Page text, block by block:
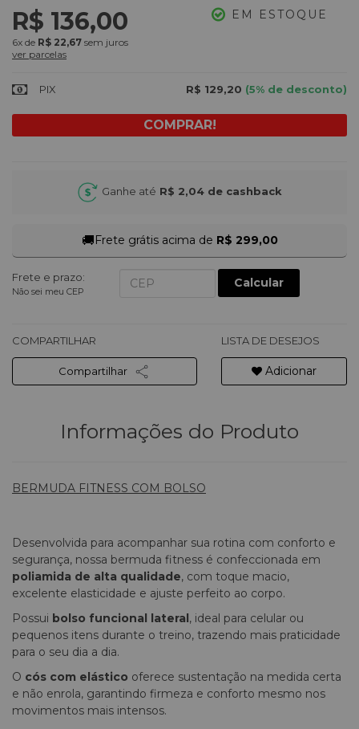
R$ 136,00
6x de R$ 22,67 sem juros
ver parcelas
EM ESTOQUE
PIX R$ 129,20 (5% de desconto)
Ganhe até R$ 2,04de cashback
🚚Frete grátis acima de R$ 299,00
Frete e prazo:
Não sei meu CEP
Calcular
COMPARTILHAR
Compartilhar
LISTA DE DESEJOS
Adicionar
Informações do Produto
BERMUDA FITNESS COM BOLSO
Desenvolvida para acompanhar sua rotina com conforto e
segurança, nossa bermuda fitness é confeccionada em
poliamida de alta qualidade, com toque macio,
excelente elasticidade e ajuste perfeito ao corpo.
Possui bolso funcional lateral, ideal para celular ou
pequenos itens durante o treino, trazendo mais praticidade
para o seu dia a dia.
O cós com elástico oferece sustentação na medida certa
e não enrola, garantindo firmeza e conforto mesmo nos
movimentos mais intensos.